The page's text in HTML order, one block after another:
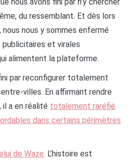
du ressemblant. Et dès lors
nous nous y sommes enfermé
publicitaires et virales
alimentent la plateforme.
fini par reconfigurer totalement
villes. En affirmant rendre
il a en réalité totalement raréfié
dans certains périmètres
de Waze. L’histoire est